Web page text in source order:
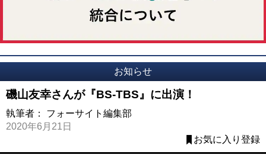
お知らせ
磯山友幸さんが『BS-TBS』に出演！
執筆者： フォーサイト編集部
2020年6月21日
お気に入り登録